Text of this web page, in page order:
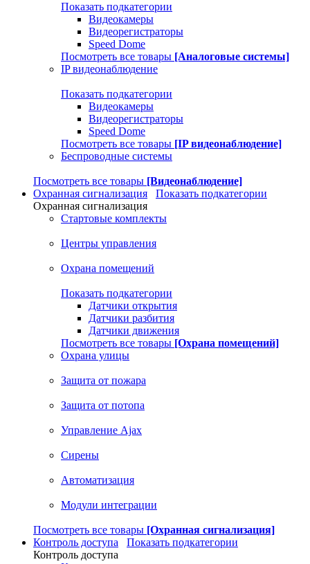
Показать подкатегории
Видеокамеры
Видеорегистраторы
Speed Dome
Посмотреть все товары [Аналоговые системы]
IP видеонаблюдение
Показать подкатегории
Видеокамеры
Видеорегистраторы
Speed Dome
Посмотреть все товары [IP видеонаблюдение]
Беспроводные системы
Посмотреть все товары [Видеонаблюдение]
Охранная сигнализация
Показать подкатегории
Охранная сигнализация
Стартовые комплекты
Центры управления
Охрана помещений
Показать подкатегории
Датчики открытия
Датчики разбития
Датчики движения
Посмотреть все товары [Охрана помещений]
Охрана улицы
Защита от пожара
Защита от потопа
Управление Ajax
Сирены
Автоматизация
Модули интеграции
Посмотреть все товары [Охранная сигнализация]
Контроль доступа
Показать подкатегории
Контроль доступа